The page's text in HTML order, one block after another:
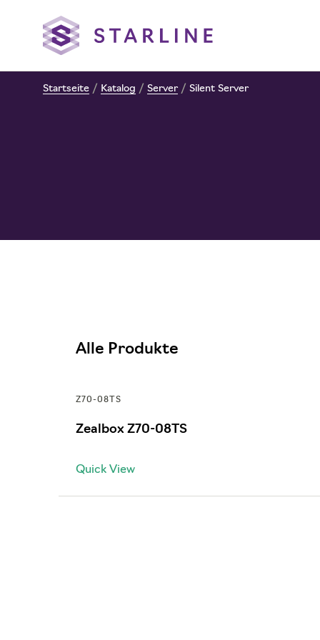
Startseite / Katalog / Server / Silent Server
Alle Produkte
Z70-08TS
Zealbox Z70-08TS
Quick View